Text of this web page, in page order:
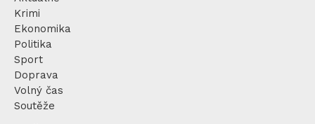
Krimi
Ekonomika
Politika
Sport
Doprava
Volný čas
Soutěže